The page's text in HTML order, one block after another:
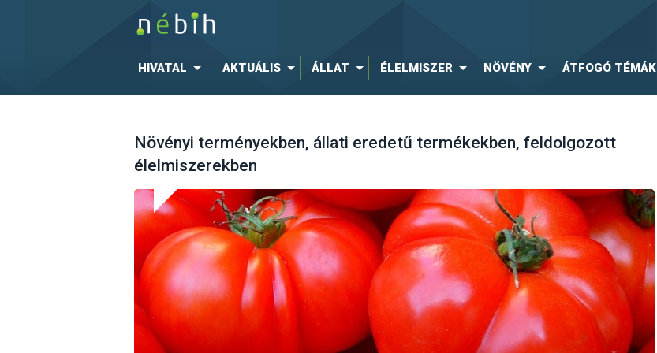
HIVATAL AKTUÁLIS ÁLLAT ÉLELMISZER NÖVÉNY ÁTFOGÓ TÉMÁK
Növényi terményekben, állati eredetű termékekben, feldolgozott
élelmiszerekben